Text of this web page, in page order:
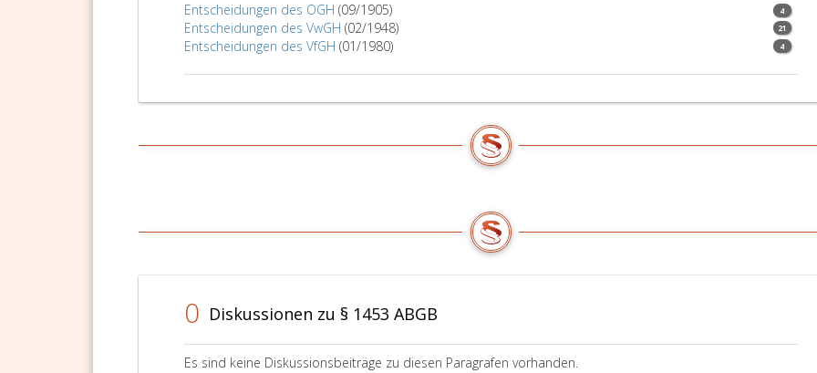
Entscheidungen des OGH (09/1905) 4
Entscheidungen des VwGH (02/1948) 21
Entscheidungen des VfGH (01/1980) 4
0 Diskussionen zu § 1453 ABGB
Es sind keine Diskussionsbeiträge zu diesen Paragrafen vorhanden.